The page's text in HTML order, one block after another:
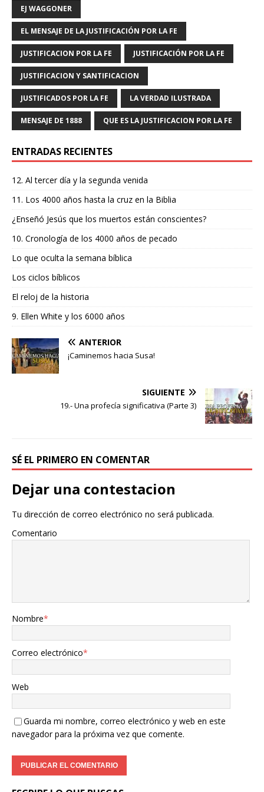
k
EJ WAGGONER
EL MENSAJE DE LA JUSTIFICACIÓN POR LA FE
JUSTIFICACION POR LA FE JUSTIFICACIÓN POR LA FE
JUSTIFICACION Y SANTIFICACION
JUSTIFICADOS POR LA FE LA VERDAD ILUSTRADA
MENSAJE DE 1888 QUE ES LA JUSTIFICACION POR LA FE
ENTRADAS RECIENTES
12. Al tercer día y la segunda venida
11. Los 4000 años hasta la cruz en la Biblia
¿Enseñó Jesús que los muertos están conscientes?
10. Cronología de los 4000 años de pecado
Lo que oculta la semana bíblica
Los ciclos bíblicos
El reloj de la historia
9. Ellen White y los 6000 años
ANTERIOR
¡Caminemos hacia Susa!
SIGUIENTE
19.- Una profecía significativa (Parte 3)
SÉ EL PRIMERO EN COMENTAR
Dejar una contestacion
Tu dirección de correo electrónico no será publicada.
Comentario
Nombre*
Correo electrónico*
Web
Guarda mi nombre, correo electrónico y web en este
navegador para la próxima vez que comente.